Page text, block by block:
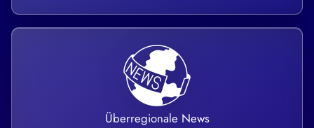
Überregionale News